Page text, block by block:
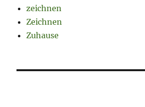
zeichnen
Zeichnen
Zuhause